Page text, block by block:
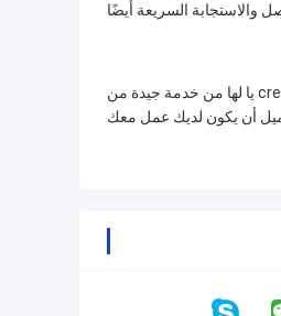
يا لها من خدمة جيدة من creatAll، مسؤولة للغاية!
أن يكون لديك عمل معك